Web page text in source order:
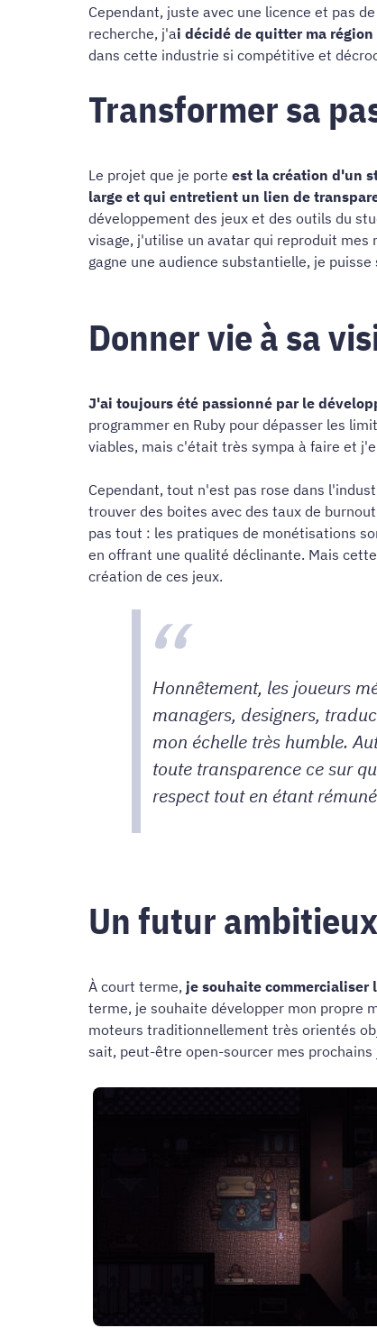
Cependant, juste avec une licence et pas
recherche, j'ai décidé de quitter ma
dans cette industrie si compétitive et
Transformer sa
Le projet que je porte est la création d'un
large et qui entretient un lien de
développement des jeux et des outils du
visage, j'utilise un avatar qui reproduit mes
gagne une audience substantielle, je
Donner vie à sa
J'ai toujours été passionné par le
programmer en Ruby pour dépasser les
viables, mais c'était très sympa à faire et
Cependant, tout n'est pas rose dans
trouver des boites avec des taux de
pas tout : les pratiques de monétisations
en offrant une qualité déclinante. Mais
création de ces jeux.
Honnêtement, les joueurs
managers, designers,
mon échelle très humble.
toute transparence ce sur
respect tout en étant
Un futur ambitieux
À court terme, je souhaite commercialiser
terme, je souhaite développer mon propre
moteurs traditionnellement très orientés
sait, peut-être open-sourcer mes prochains